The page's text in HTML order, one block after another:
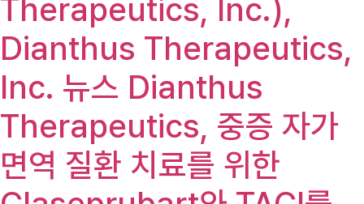
Therapeutics, Inc.),
Dianthus Therapeutics,
Inc. 뉴스 Dianthus
Therapeutics, 중증 자가
면역 질환 치료를 위한